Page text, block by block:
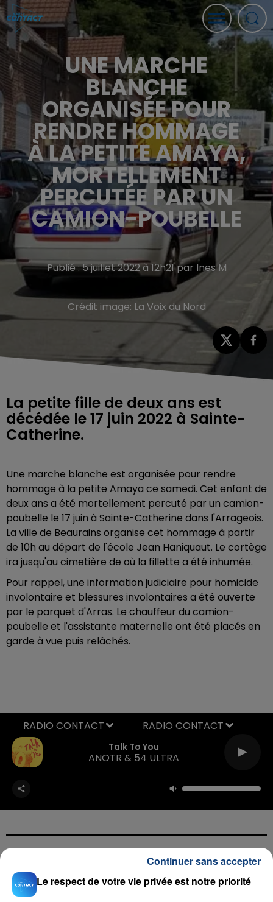
UNE MARCHE
BLANCHE
ORGANISÉE POUR
RENDRE HOMMAGE
À LA PETITE AMAYA,
MORTELLEMENT
PERCUTÉE PAR UN
CAMION-POUBELLE
Publié : 5 juillet 2022 à 12h21 par Ines M
Crédit image: La Voix du Nord
La petite fille de deux ans est
décédée le 17 juin 2022 à Sainte-
Catherine.
Une marche blanche est organisée pour rendre
hommage à la petite Amaya ce samedi. Cet enfant de
deux ans a été mortellement percuté par un camion-
poubelle le 17 juin à Sainte-Catherine dans l'Arrageois.
La ville de Beaurains organise cet hommage à partir
de 10h au départ de l'école Jean Haniquaut. Le cortège
ira jusqu'au cimetière de où la fillette a été inhumée.
Pour rappel, une information judiciaire pour homicide
involontaire et blessures involontaires a été ouverte
par le parquet d'Arras. Le chauffeur du camion-
poubelle et l'assistante maternelle ont été placés en
garde à vue puis relâchés.
Talk To You
ANOTR & 54 ULTRA
RADIO CONTACT
FIL D'ACTU
Le respect de votre vie privée est notre priorité
Continuer sans accepter